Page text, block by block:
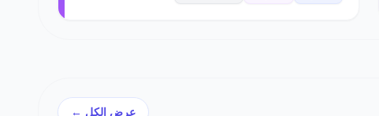
عرض الكل ←